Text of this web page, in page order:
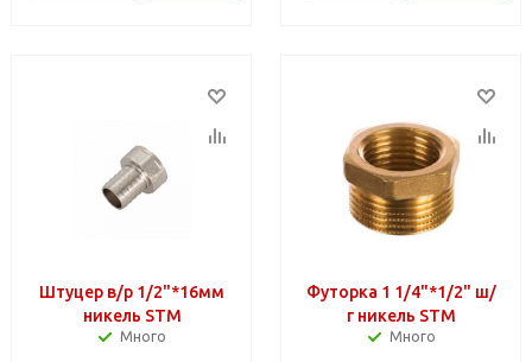
Штуцер в/р 1/2"*16мм
никель STM
Много
Футорка 1 1/4"*1/2" ш/
г никель STM
Много